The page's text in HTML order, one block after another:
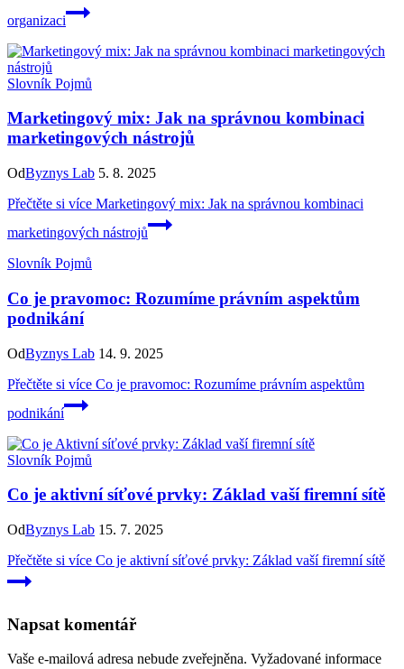
organizaci
Slovník Pojmů
Marketingový mix: Jak na správnou kombinaci
marketingových nástrojů
OdByznys Lab 5. 8. 2025
Přečtěte si více Marketingový mix: Jak na správnou kombinaci
marketingových nástrojů
Slovník Pojmů
Co je pravomoc: Rozumíme právním aspektům
podnikání
OdByznys Lab 14. 9. 2025
Přečtěte si více Co je pravomoc: Rozumíme právním aspektům
podnikání
Slovník Pojmů
Co je aktivní síťové prvky: Základ vaší firemní sítě
OdByznys Lab 15. 7. 2025
Přečtěte si více Co je aktivní síťové prvky: Základ vaší firemní sítě
Napsat komentář
Vaše e-mailová adresa nebude zveřejněna. Vyžadované informace